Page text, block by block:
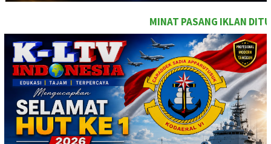
MINAT PASANG IKLAN DITULISAN INI